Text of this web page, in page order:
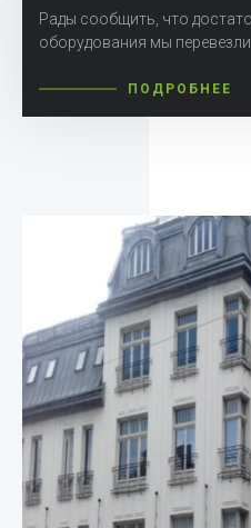
Рады сообщить, что
оборудования мы
ПОДРОБНЕЕ